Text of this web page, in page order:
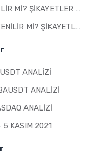
& YORUMLAR 2026
& YORUMLAR 2026
ANALIZI
ANALIZI
ANALIZI
KASIM 2021